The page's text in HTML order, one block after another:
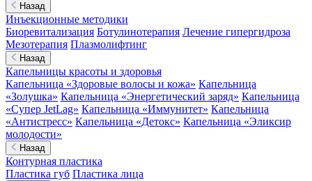
Назад
Инъекционные методики
Биоревитализация Ботулинотерапия Лечение гипергидроза
Мезотерапия Плазмолифтинг
Назад
Капельницы красоты и здоровья
Капельница «Здоровые волосы и кожа» Капельница
«Золушка» Капельница «Энергетический заряд» Капельница
«Супер JetLag» Капельница «Иммунитет» Капельница
«Антистресс» Капельница «Детокс» Капельница «Эликсир
молодости»
Назад
Контурная пластика
Пластика губ Пластика лица